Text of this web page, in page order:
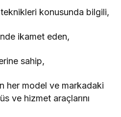
konusunda bilgili,
ikamet eden,
sahip,
her model ve markadaki
ve hizmet araçlarını